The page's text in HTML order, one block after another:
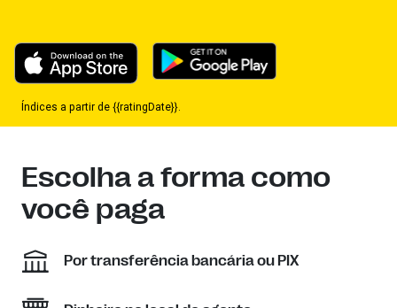
Índices a partir de {{ratingDate}}.
Escolha a forma como
você paga
Por transferência bancária ou PIX